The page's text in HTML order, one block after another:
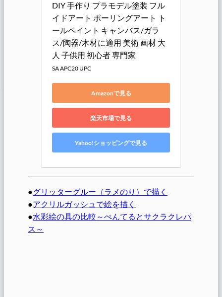
DIY 手作り プラモデル塗装 フル
イドアート ポーリングアート ト
ールペイント キャンバス/ガラ
ス/陶器/木材に適用 美術 画材 大
人 子供用 初心者 専門家
SA APC20 UPC
Amazonで見る
楽天市場で見る
Yahoo!ショッピングで見る
●グリッターグルー（ラメのり）で描く
●アクリルガッシュで絵を描く
●水彩絵の具の比較～ぺんてるとサクラクレパ
ス～